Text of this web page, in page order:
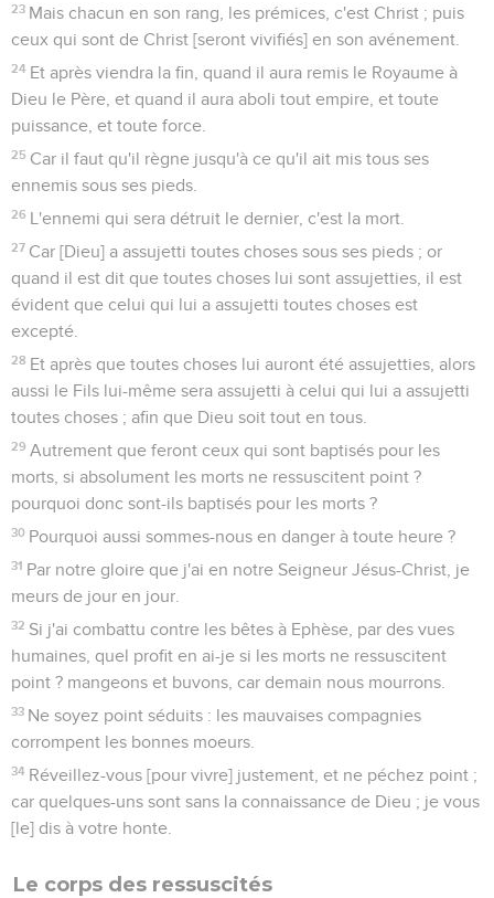
23 Mais chacun en son rang, les prémices, c'est Christ ; puis
ceux qui sont de Christ [seront vivifiés] en son avénement.
24 Et après viendra la fin, quand il aura remis le Royaume à
Dieu le Père, et quand il aura aboli tout empire, et toute
puissance, et toute force.
25 Car il faut qu'il règne jusqu'à ce qu'il ait mis tous ses
ennemis sous ses pieds.
26 L'ennemi qui sera détruit le dernier, c'est la mort.
27 Car [Dieu] a assujetti toutes choses sous ses pieds ; or
quand il est dit que toutes choses lui sont assujetties, il est
évident que celui qui lui a assujetti toutes choses est
excepté.
28 Et après que toutes choses lui auront été assujetties, alors
aussi le Fils lui-même sera assujetti à celui qui lui a assujetti
toutes choses ; afin que Dieu soit tout en tous.
29 Autrement que feront ceux qui sont baptisés pour les
morts, si absolument les morts ne ressuscitent point ?
pourquoi donc sont-ils baptisés pour les morts ?
30 Pourquoi aussi sommes-nous en danger à toute heure ?
31 Par notre gloire que j'ai en notre Seigneur Jésus-Christ, je
meurs de jour en jour.
32 Si j'ai combattu contre les bêtes à Ephèse, par des vues
humaines, quel profit en ai-je si les morts ne ressuscitent
point ? mangeons et buvons, car demain nous mourrons.
33 Ne soyez point séduits : les mauvaises compagnies
corrompent les bonnes moeurs.
34 Réveillez-vous [pour vivre] justement, et ne péchez point ;
car quelques-uns sont sans la connaissance de Dieu ; je vous
[le] dis à votre honte.
Le corps des ressuscités